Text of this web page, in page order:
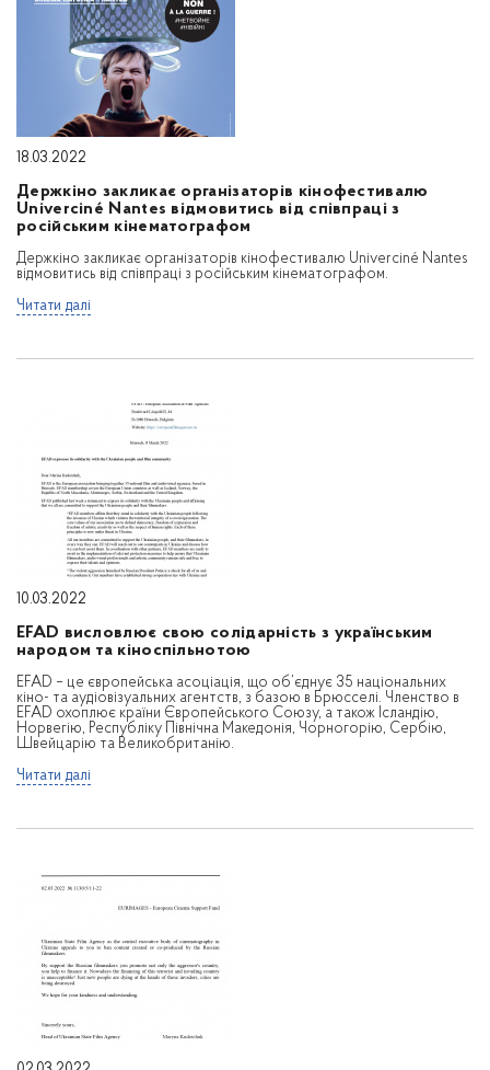
18.03.2022
Держкіно закликає організаторів кінофестивалю
Univerciné Nantes відмовитись від співпраці з
російським кінематографом
Держкіно закликає організаторів кінофестивалю Univerciné Nantes
відмовитись від співпраці з російським кінематографом.
Читати далі
10.03.2022
EFAD висловлює свою солідарність з українським
народом та кіноспільнотою
EFAD – це європейська асоціація, що об’єднує 35 національних
кіно- та аудіовізуальних агентств, з базoю в Брюсселі. Членство в
EFAD охоплює країни Європейського Союзу, а також Ісландію,
Норвегію, Республіку Північна Македонія, Чорногорію, Сербію,
Швейцарію та Великобританію.
Читати далі